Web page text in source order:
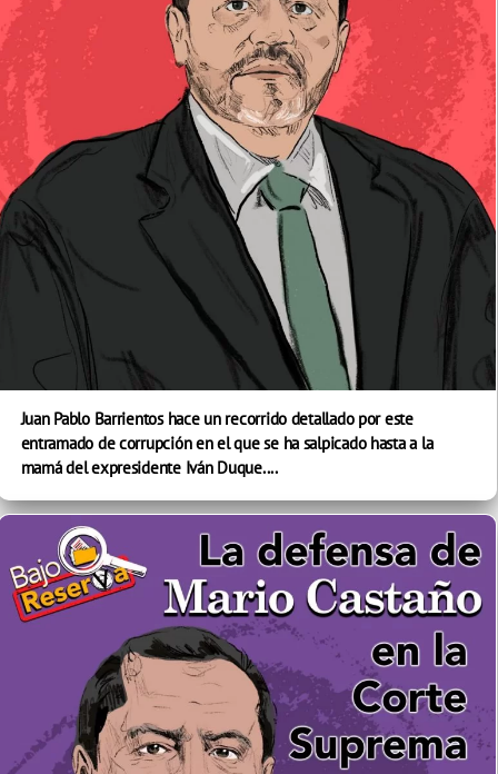
Juan Pablo Barrientos hace un recorrido detallado por este
entramado de corrupción en el que se ha salpicado hasta a la
mamá del expresidente Iván Duque....